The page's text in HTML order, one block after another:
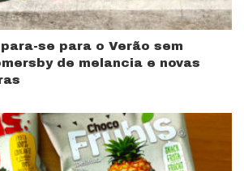
se para o Verão sem
de melancia e novas